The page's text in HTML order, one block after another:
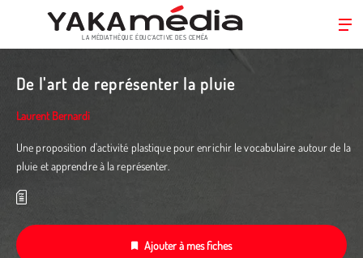
principal
LA MÉDIATHÈQUE ÉDUC’ACTIVE DES CEMÉA
De l'art de représenter la pluie
Laurent Bernardi
Une proposition d'activité plastique pour enrichir le vocabulaire autour de la
pluie et apprendre à la représenter.
Ajouter à mes fiches